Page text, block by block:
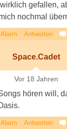
gefallen,
nochmal
Alarm Antworten
Space.Cadet
Vor 18 Jahren
hören will,
Alarm Antworten